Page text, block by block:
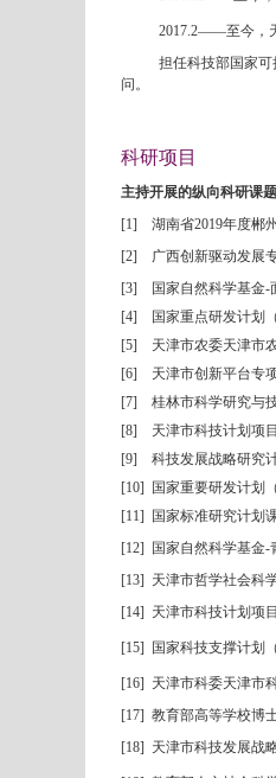
2017.2——至今，
担任科技部国家
问。
科研项目
主持开展的纵向科研课题
[1]
湖南省2019年度郴
[2]
广西创新驱动发展
[3]
国家自然科学基金-
[4]
国家重点研发计划
[5]
天津市农委天津市
[6]
天津市创新平台专
[7]
桂林市科学研究与
[8]
天津市科技计划项
[9]
科技发展战略研究
[10]
国家重要研发计划
[11]
国家标准研究计划
[12]
国家自然科学基金-
[13] 天津市哲学社会科
[14] 天津市科技计划项
[15] 国家科技支撑计划
[16] 天津市科委天津市
[17] 教育部高等学校博
[18] 天津市科技发展战